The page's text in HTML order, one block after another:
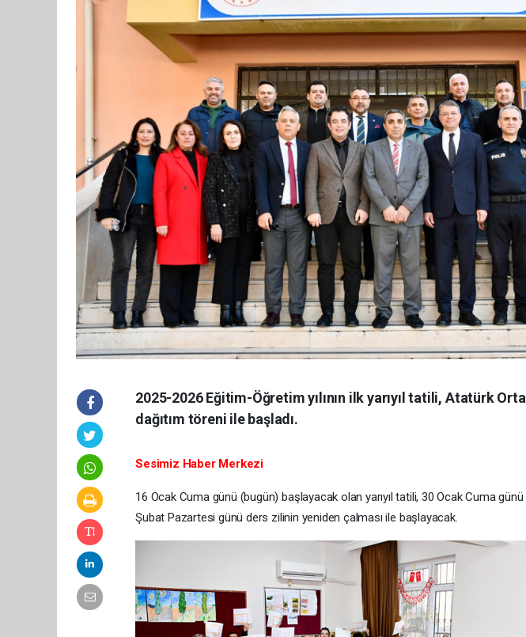
2025-2026 Eğitim-Öğretim yılının ilk yarıyıl tatili, Atatürk
dağıtım töreni ile başladı.
Sesimiz Haber Merkezi
16 Ocak Cuma günü (bugün) başlayacak olan yarıyıl tatili, 30 Ocak Cuma
Şubat Pazartesi günü ders zilinin yeniden çalması ile başlayacak.